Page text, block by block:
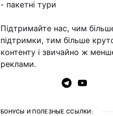
- пакетні тури
Підтримайте нас, чим
підтримки, тим більше
контенту і звичайно ж
реклами.
БОНУСЫ И ПОЛЕЗНЫЕ ССЫЛКИ: